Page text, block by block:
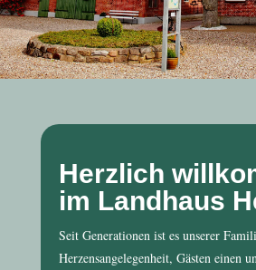
Herzlich
im Landhaus
Seit Generationen ist es unserer
Herzensangelegenheit, Gästen einen